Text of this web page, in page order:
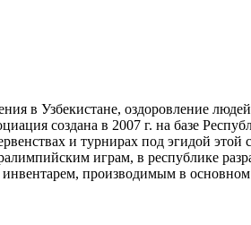
в Узбекистане, оздоровление
создана в 2007 г. на базе
и турнирах под эгидой этой
играм, в республике
производимым в